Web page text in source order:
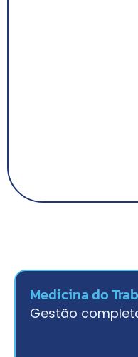
Medicina do
Gestão